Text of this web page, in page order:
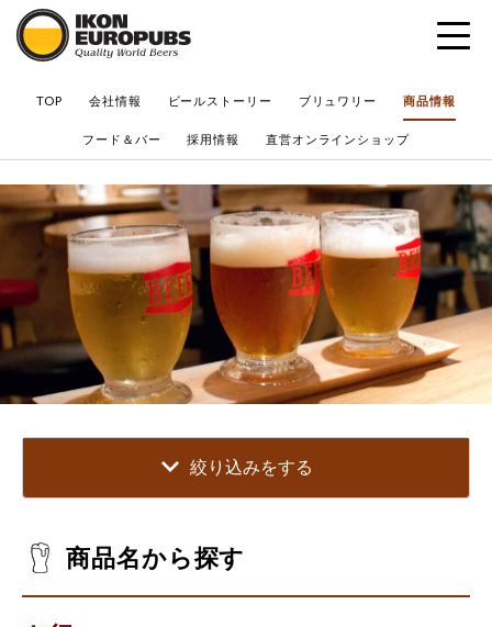
TOP 会社情報 ビールストーリー ブリュワリー 商品情報
フード＆バー 採用情報 直営オンラインショップ
絞り込みをする
商品名から探す